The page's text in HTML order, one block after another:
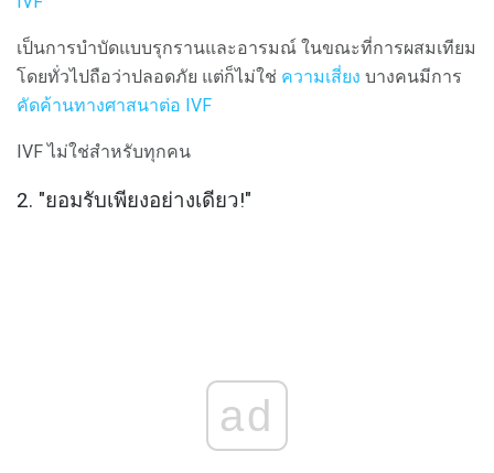
เป็นการบำบัดแบบรุกรานและอารมณ์ ในขณะที่การผสมเทียม
โดยทั่วไปถือว่าปลอดภัย แต่ก็ไม่ใช่ ความเสี่ยง บางคนมีการ
คัดค้านทางศาสนาต่อ IVF
IVF ไม่ใช่สำหรับทุกคน
2. "ยอมรับเพียงอย่างเดียว!"
ad